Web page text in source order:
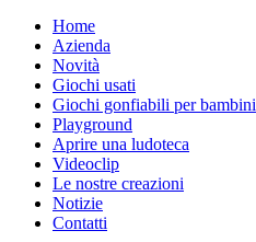
Home
Azienda
Novità
Giochi usati
Giochi gonfiabili per bambini
Playground
Aprire una ludoteca
Videoclip
Le nostre creazioni
Notizie
Contatti